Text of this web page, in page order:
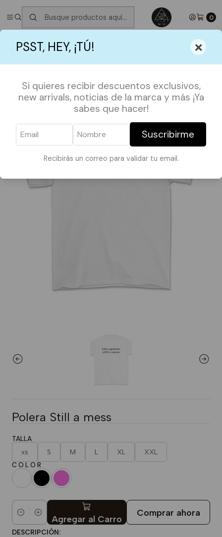
PSST, HEY, ¡TÚ! ×
Si quieres recibir descuentos exclusivos,
new arrivals, noticias de la marca y más ¡Ya
sabes que hacer!
Suscribirme
Recibirás un correo para validar tu email.
0
✮ ⋆ ˚｡𖦹 ⋆｡°✩Próximos Despachos jueves 6 de Agosto
°✩
POLERAS
Polera Still a mess
TALLA
xs S M L XL XXL
C O L O R
Cantidad Agregar al Carro
Comprar ahora
DESCRIPCIÓN: